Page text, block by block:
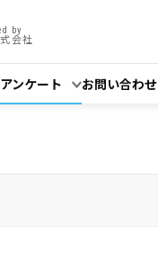
by
会社
ンケート お問い合わせ